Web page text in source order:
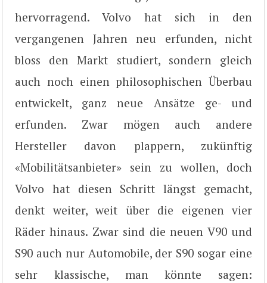
hervorragend. Volvo hat sich in den
vergangenen Jahren neu erfunden, nicht
bloss den Markt studiert, sondern gleich
auch noch einen philosophischen Überbau
entwickelt, ganz neue Ansätze ge- und
erfunden. Zwar mögen auch andere
Hersteller davon plappern, zukünftig
«Mobilitätsanbieter» sein zu wollen, doch
Volvo hat diesen Schritt längst gemacht,
denkt weiter, weit über die eigenen vier
Räder hinaus. Zwar sind die neuen V90 und
S90 auch nur Automobile, der S90 sogar eine
sehr klassische, man könnte sagen: